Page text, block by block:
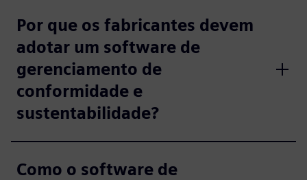
Por que os fabricantes devem
adotar um software de
gerenciamento de
conformidade e
sustentabilidade?
Como o software de